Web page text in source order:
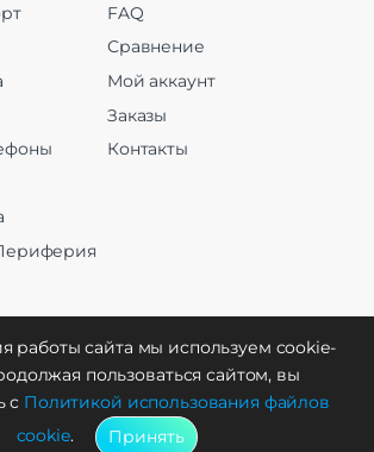
FAQ
Сравнение
Мой аккаунт
Заказы
Контакты
работы сайта мы используем cookie-
пользоваться сайтом, вы
с Политикой использования файлов
cookie. Принять